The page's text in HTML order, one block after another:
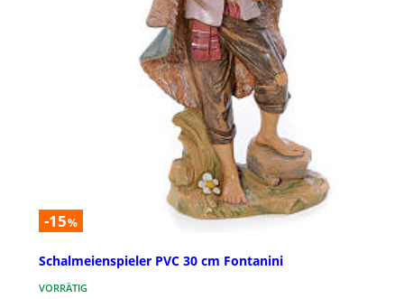
-15%
Schalmeienspieler PVC 30 cm Fontanini
VORRÄTIG